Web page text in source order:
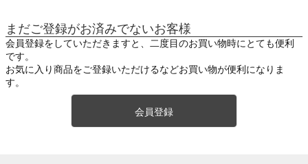
まだご登録がお済みでないお客様
会員登録をしていただきますと、二度目のお買い物時にとても便利
です。
お気に入り商品をご登録いただけるなどお買い物が便利になりま
す。
会員登録